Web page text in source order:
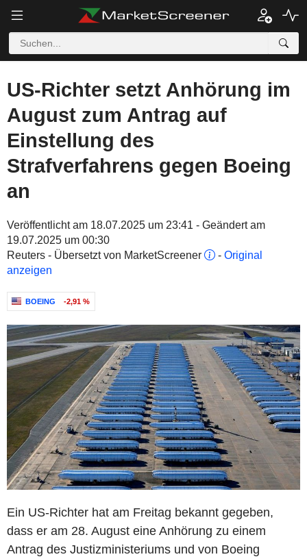
US-Richter setzt Anhörung im
August zum Antrag auf
Einstellung des
Strafverfahrens gegen Boeing
an
Veröffentlicht am 18.07.2025 um 23:41 - Geändert am
19.07.2025 um 00:30
Reuters - Übersetzt von MarketScreener
- Original
anzeigen
BOEING -2,91 %
Ein US-Richter hat am Freitag bekannt gegeben,
dass er am 28. August eine Anhörung zu einem
Antrag des Justizministeriums und von Boeing